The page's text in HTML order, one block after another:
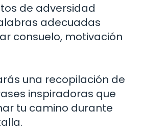
de adversidad
adecuadas
consuelo, motivación
una recopilación de
inspiradoras que
tu camino durante